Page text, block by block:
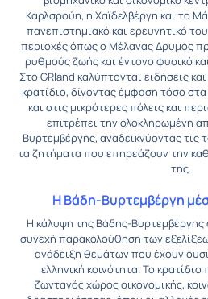
Καρλσρούη, η Χαϊδελβέργη και το
πανεπιστημιακό και ερευνητικό
περιοχές όπως ο Μέλανας Δρυμός
ρυθμούς ζωής και έντονο φυσικό
Στο GRland καλύπτονται ειδήσεις
κρατίδιο, δίνοντας έμφαση τόσο
και στις μικρότερες πόλεις και
επιτρέπει την ολοκληρωμένη
Βυρτεμβέργης, αναδεικνύοντας τις
τα ζητήματα που επηρεάζουν την
της.
Η Βάδη-Βυρτεμβέργη
Η κάλυψη της Βάδης-Βυρτεμβέργης
συνεχή παρακολούθηση των
ανάδειξη θεμάτων που έχουν
ελληνική κοινότητα. Το
ζωντανός χώρος οικονομικής,